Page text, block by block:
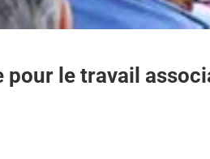
pour le travail